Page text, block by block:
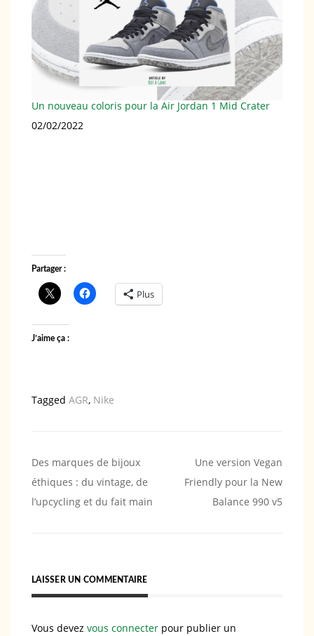
Un nouveau coloris pour la Air Jordan 1 Mid Crater
Date
02/02/2022
Partager :
Plus
J’aime ça :
Tagged AGR, Nike
Navigation
de
l’article
Des marques de bijoux
éthiques : du vintage, de
l’upcycling et du fait main
Une version Vegan
Friendly pour la New
Balance 990 v5
LAISSER UN COMMENTAIRE
Vous devez vous connecter pour publier un